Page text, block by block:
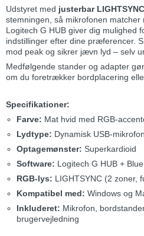
Udstyret med justerbar
stemningen, så mikrofonen
Logitech G HUB giver dig mulighed
indstillinger efter dine præferencer.
mod peak og sikrer jævn lyd – selv
Medfølgende stander og adapter
om du foretrækker bordplacering
Specifikationer:
Farve: Mat hvid med RGB-
Lydtype: Dynamisk USB-mikrofon
Optagemønster: Superkardioid
Software: Logitech G HUB +
RGB-lys: LIGHTSYNC (2 zoner,
Kompatibel med: Windows og
Inkluderet: Mikrofon,
brugervejledning